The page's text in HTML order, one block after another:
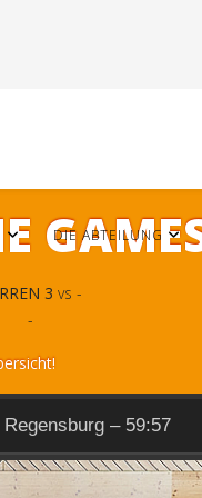
DIE ABTEILUNG
3 vs -
-
– 59:57